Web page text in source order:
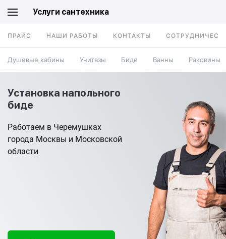
Услуги сантехника
ПРАЙС НАШИ РАБОТЫ КОНТАКТЫ
Душевые кабины Унитазы Биде Ванны Раковины
Установка напольного
биде
Работаем в Черемушках
города Москвы и Московской
области